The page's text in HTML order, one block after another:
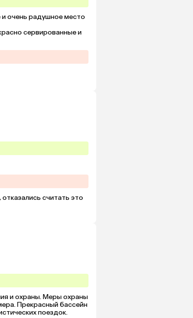
очень радушное место
сервированные и
считать это
и охраны. Меры охраны
Прекрасный бассейн
поездок.